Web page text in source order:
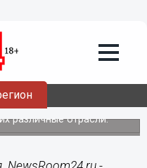
книгах
в Нижнем
40 известных
различные отрасли.